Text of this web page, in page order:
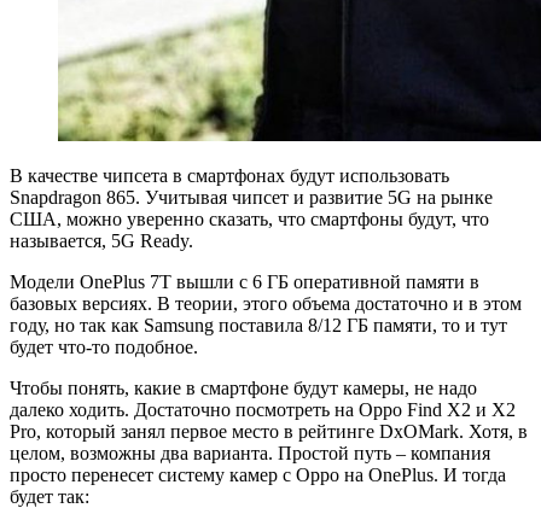
В качестве чипсета в смартфонах будут использовать
Snapdragon 865. Учитывая чипсет и развитие 5G на рынке
США, можно уверенно сказать, что смартфоны будут, что
называется, 5G Ready.
Модели OnePlus 7T вышли с 6 ГБ оперативной памяти в
базовых версиях. В теории, этого объема достаточно и в этом
году, но так как Samsung поставила 8/12 ГБ памяти, то и тут
будет что-то подобное.
Чтобы понять, какие в смартфоне будут камеры, не надо
далеко ходить. Достаточно посмотреть на Oppo Find X2 и X2
Pro, который занял первое место в рейтинге DxOMark. Хотя, в
целом, возможны два варианта. Простой путь – компания
просто перенесет систему камер с Oppo на OnePlus. И тогда
будет так: